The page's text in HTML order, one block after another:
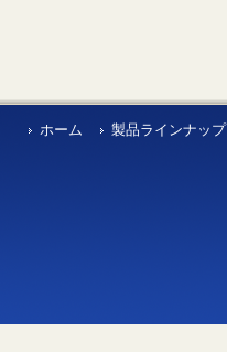
ホーム 製品ラインナップ